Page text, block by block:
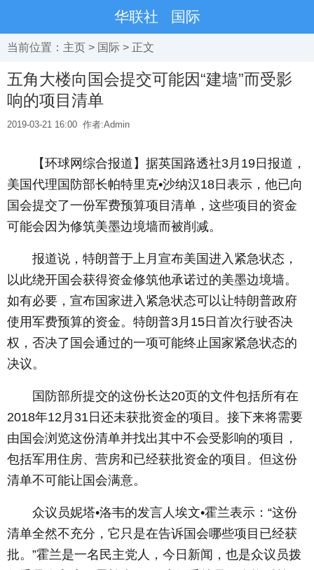
华联社 国际
当前位置： 主页 > 国际 > 正文
五角大楼向国会提交可能因“建墙”而受影
响的项目清单
2019-03-21 16:00 作者:Admin
【环球网综合报道】据英国路透社3月19日报道，
美国代理国防部长帕特里克•沙纳汉18日表示，他已向
国会提交了一份军费预算项目清单，这些项目的资金
可能会因为修筑美墨边境墙而被削减。
报道说，特朗普于上月宣布美国进入紧急状态，
以此绕开国会获得资金修筑他承诺过的美墨边境墙。
如有必要，宣布国家进入紧急状态可以让特朗普政府
使用军费预算的资金。特朗普3月15日首次行驶否决
权，否决了国会通过的一项可能终止国家紧急状态的
决议。
国防部所提交的这份长达20页的文件包括所有在
2018年12月31日还未获批资金的项目。接下来将需要
由国会浏览这份清单并找出其中不会受影响的项目，
包括军用住房、营房和已经获批资金的项目。但这份
清单不可能让国会满意。
众议员妮塔•洛韦的发言人埃文•霍兰表示：“这份
清单全然不充分，它只是在告诉国会哪些项目已经获
批。”霍兰是一名民主党人，今日新闻，也是众议员拨